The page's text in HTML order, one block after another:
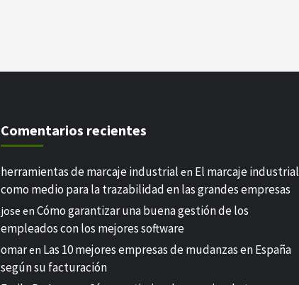
Comentarios recientes
herramientas de marcaje industrial en El marcaje industrial
como medio para la trazabilidad en las grandes empresas
jose enCómo garantizar una buena gestión de los
empleados con los mejores software
omaren Las 10 mejores empresas de mudanzas en España
según su facturación